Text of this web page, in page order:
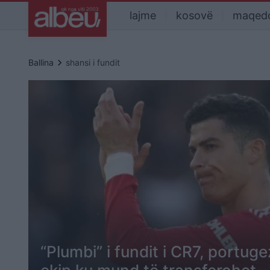
lajme kosovë
Ballina keyboard_arrow_right shansi i fundit
“Plumbi” i fundit i CR7,